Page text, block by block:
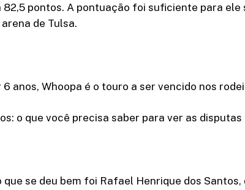
82,5 pontos. A pontuação foi suficiente para ele
de Tulsa.
anos, Whoopa é o touro a ser vencido nos
o que você precisa saber para ver as disputas
se deu bem foi Rafael Henrique dos